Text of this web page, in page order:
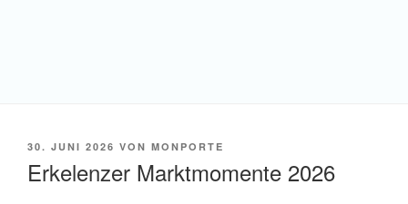
VERÖFFENTLICHT
AM
30. JUNI 2026 VON MONPORTE
Erkelenzer Marktmomente 2026